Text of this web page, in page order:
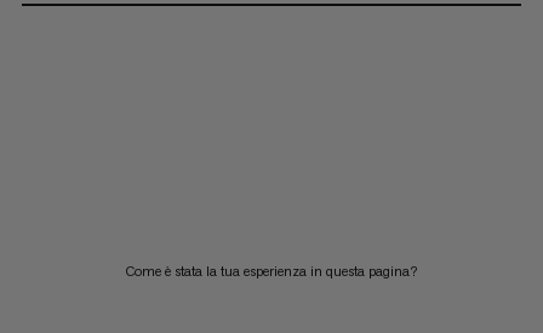
Come è stata la tua esperienza in questa pagina?